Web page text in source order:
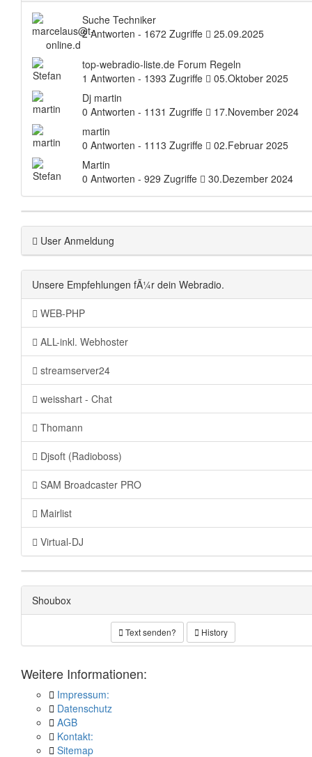
Suche Techniker
2 Antworten - 1672 Zugriffe
25.09.2025
top-webradio-liste.de Forum Regeln
1 Antworten - 1393 Zugriffe
05.Oktober 2025
Dj martin
0 Antworten - 1131 Zugriffe
17.November 2024
martin
0 Antworten - 1113 Zugriffe
02.Februar 2025
Martin
0 Antworten - 929 Zugriffe
30.Dezember 2024
User Anmeldung
Unsere Empfehlungen fÃ¼r dein Webradio.
WEB-PHP
ALL-inkl. Webhoster
streamserver24
weisshart - Chat
Thomann
Djsoft (Radioboss)
SAM Broadcaster PRO
Mairlist
Virtual-DJ
Shoubox
Text senden? History
Weitere Informationen:
Impressum:
Datenschutz
AGB
Kontakt:
Sitemap